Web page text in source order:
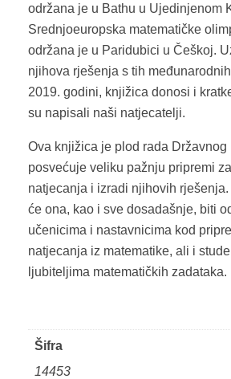
održana je u Bathu u Ujedinjenom
Srednjoeuropska matematičke
održana je u Paridubici u Češkoj.
njihova rješenja s tih
2019. godini, knjižica donosi i
su napisali naši natjecatelji.
Ova knjižica je plod rada
posvećuje veliku pažnju pripremi
natjecanja i izradi njihovih
će ona, kao i sve dosadašnje, biti
učenicima i nastavnicima kod
natjecanja iz matematike, ali i
ljubiteljima matematičkih zadataka.
Šifra
14453